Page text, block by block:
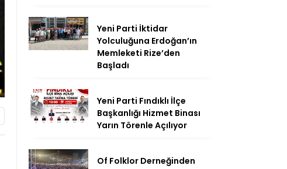
Yeni Parti İktidar
Yolculuğuna Erdoğan’ın
Memleketi Rize’den
Başladı
Yeni Parti Fındıklı İlçe
Başkanlığı Hizmet Binası
Yarın Törenle Açılıyor
Of Folklor Derneğinden